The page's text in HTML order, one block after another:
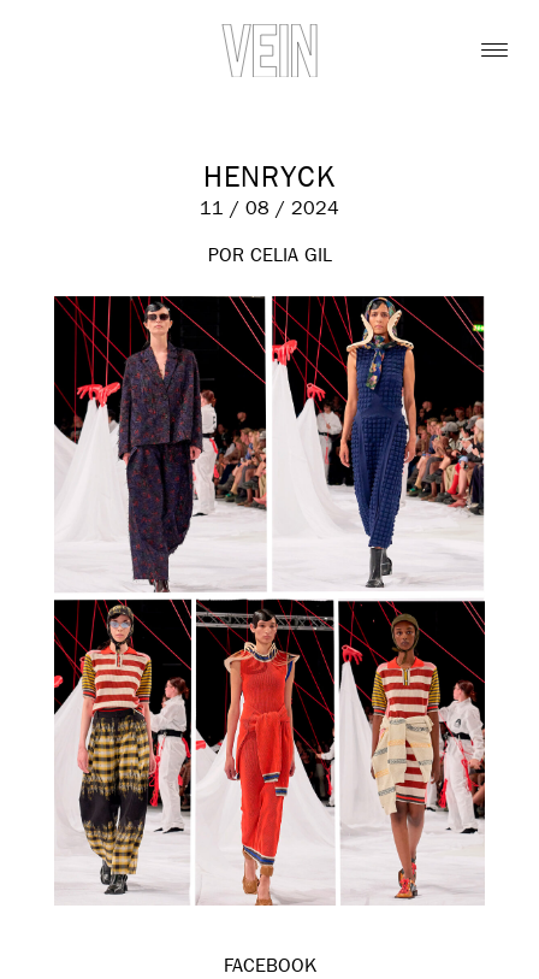
HENRYCK
11 / 08 / 2024
POR CELIA GIL
FACEBOOK